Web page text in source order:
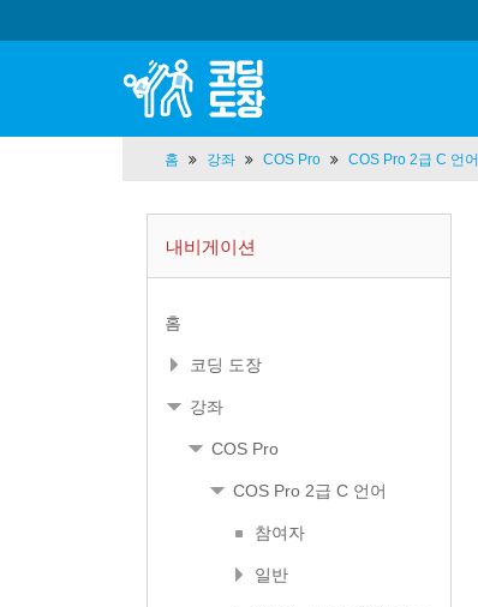
홈 강좌 COS Pro COS Pro 2급 C 언어
내비게이션
홈
코딩 도장
강좌
COS Pro
COS Pro 2급 C 언어
참여자
일반